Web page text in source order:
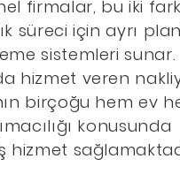
firmalar, bu iki
süreci için ayrı
sistemleri sunar.
hizmet veren
birçoğu hem ev
konusunda
hizmet